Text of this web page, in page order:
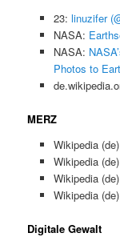
23: linuzifer
NASA:
NASA:
Photos to
MERZ
Wikipedia
Wikipedia
Wikipedia
Wikipedia
Digitale Gewalt